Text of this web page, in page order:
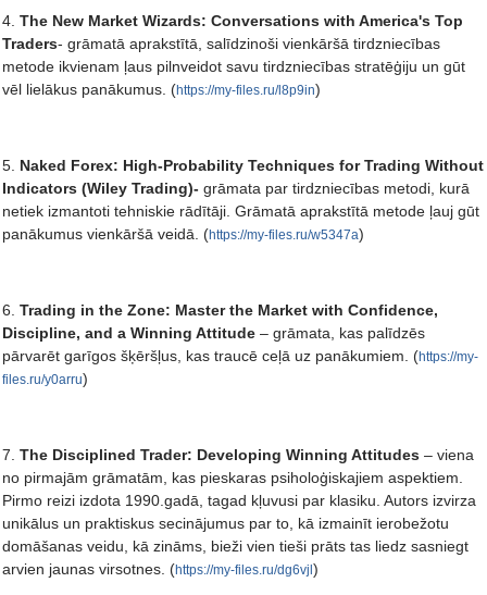
4. The New Market Wizards: Conversations with America's Top
Traders- grāmatā aprakstītā, salīdzinoši vienkāršā tirdzniecības
metode ikvienam ļaus pilnveidot savu tirdzniecības stratēģiju un gūt
vēl lielākus panākumus. (https://my-files.ru/l8p9in)
5. Naked Forex: High-Probability Techniques for Trading Without
Indicators (Wiley Trading)- grāmata par tirdzniecības metodi, kurā
netiek izmantoti tehniskie rādītāji. Grāmatā aprakstītā metode ļauj gūt
panākumus vienkāršā veidā. (https://my-files.ru/w5347a)
6. Trading in the Zone: Master the Market with Confidence,
Discipline, and a Winning Attitude – grāmata, kas palīdzēs
pārvarēt garīgos šķēršļus, kas traucē ceļā uz panākumiem. (https://my-
files.ru/y0arru)
7. The Disciplined Trader: Developing Winning Attitudes – viena
no pirmajām grāmatām, kas pieskaras psiholoģiskajiem aspektiem.
Pirmo reizi izdota 1990.gadā, tagad kļuvusi par klasiku. Autors izvirza
unikālus un praktiskus secinājumus par to, kā izmainīt ierobežotu
domāšanas veidu, kā zināms, bieži vien tieši prāts tas liedz sasniegt
arvien jaunas virsotnes. (https://my-files.ru/dg6vjl )